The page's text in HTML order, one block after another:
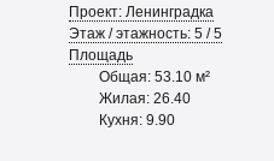
Проект: Ленинградка
Этаж / этажность: 5 / 5
Площадь
Общая: 53.10 м²
Жилая: 26.40
Кухня: 9.90